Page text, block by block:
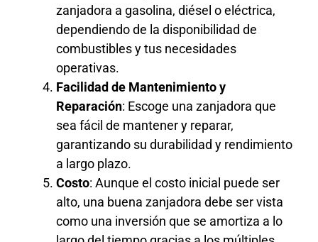
zanjadora a gasolina, diésel o eléctrica,
dependiendo de la disponibilidad de
combustibles y tus necesidades
operativas.
Facilidad de Mantenimiento y
Reparación: Escoge una zanjadora que
sea fácil de mantener y reparar,
garantizando su durabilidad y rendimiento
a largo plazo.
Costo: Aunque el costo inicial puede ser
alto, una buena zanjadora debe ser vista
como una inversión que se amortiza a lo